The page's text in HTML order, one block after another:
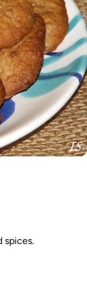
spices.